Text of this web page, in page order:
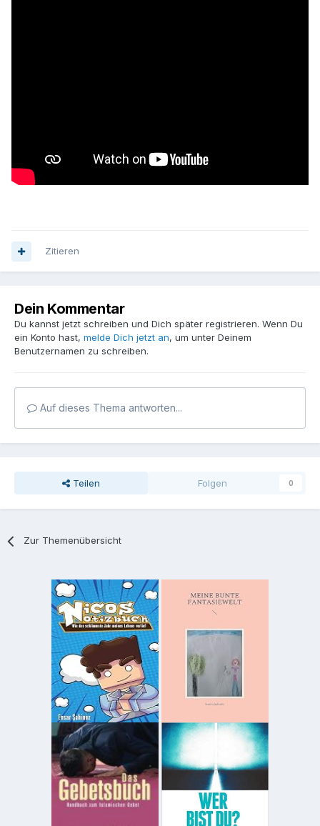
Zitieren
Dein Kommentar
Du kannst jetzt schreiben und Dich später registrieren. Wenn Du
ein Konto hast, melde Dich jetzt an, um unter Deinem
Benutzernamen zu schreiben.
Auf dieses Thema antworten...
Teilen Folgen 0
Zur Themenübersicht